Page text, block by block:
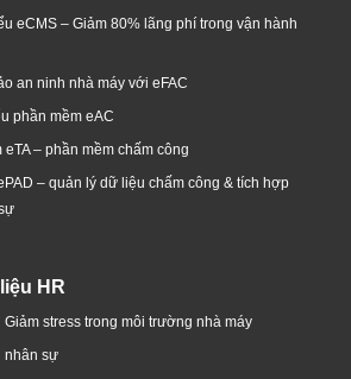
eCMS – Giảm 80% lãng phí trong vận hành
an ninh nhà máy với eFAC
phần mềm eAC
eTA – phần mềm chấm công
– quản lý dữ liệu chấm công & tích hợp
HR
Giảm stress trong môi trường nhà máy
nhân sự